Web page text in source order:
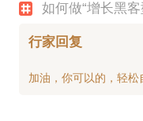
如何做“增长黑
行家回复